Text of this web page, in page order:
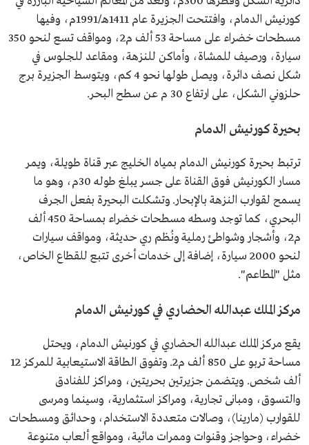
كورنيش الدمام، وافتتحت الجزيرة عام 1411هـ/1991م، وفيها
مسطحات خضراء على مساحة 53 ألف م2، ومواقف تسع لنحو 350
سيارة، ورصيف للمشاة، وأماكن للنزهة، ومقاعد للجلوس في
شكل نصف دائرة، ويصل طولها نحو 4 كم، ويتوسط الجزيرة برج
حلزوني الشكل، على ارتفاع 30 م عن سطح البحر.
بحيرة كورنيش الدمام
ترتبط بحيرة كورنيش الدمام بمياه الخليج عبر قناة طويلة، ويمر
مسار الكورنيش فوق القناة على جسر يبلغ طوله 30م، وهو ما
يسمح لقوارب النزهة بالإبحار. وتشكلت البحيرة بفعل الجرف
البحري، كما توجد وسطه مسطحات خضراء بمساحة 450 ألف
م2، وأشجار وشواطئ رملية ونُظم ري حديثة، ومواقف سيارات
لنحو 2000 سيارة، إضافة إلى خدمات أخرى تتبع للقطاع الخاص،
مثل "المطاعم".
مركز الملك عبدالله الحضاري في كورنيش الدمام
يقع مركز الملك عبدالله الحضاري في كورنيش الدمام، ويحتل
مساحة تربو على 850 ألف م2. وتفوق الطاقة الاستيعابية للمركز 12
ألف شخص. ويتضمن جزيرتين بحريتين، ومراكز للفنادق
والتسوق، ومبانى تجارية، ومراكز استثمارية، وسينما ومرسى
للقوارب (مارينا)، وصالات متعددة الاستخدام، وحدائق ومسطحات
خضراء، وحواجز وقنوات وممرات مائية، ومواقع ألعاب متنوعة